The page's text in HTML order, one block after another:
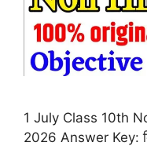
1 July Class 10th
2026 Answer Key: